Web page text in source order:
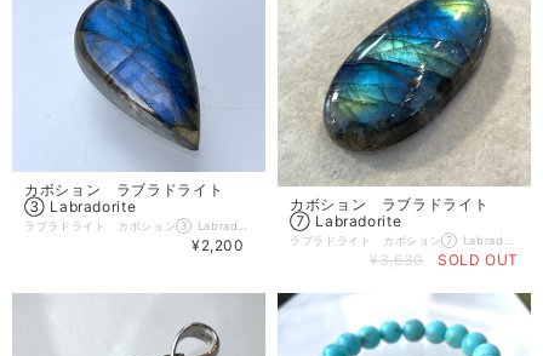
カボション ラブラドライト
③ Labradorite
¥2,200
カボション ラブラドライト
⑦ Labradorite
¥3,630 SOLD OUT